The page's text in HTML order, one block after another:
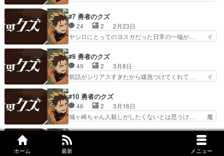
ホーム 最新 メニュー
うだろう別に悪くはないけ… 父親のせいで先生に
嫌われてるの可哀想だな… ・お気楽領主の楽しい
領地防衛(１話から視…
に沿った学びとしての戦いと実務として… ラス為
【再】BS11BS11／精霊幻想記… ヤシロ、城ヶ峰
たち3人相手なら全然あしら… たまたま特訓して
たら侵入してくるってどん… ただヒロインたちの
ん、物腰は柔らかくて優… ヤシロは基本お人好
し。教師には向いてない… 話を楽しむためにいっ
たん目を瞑ってたけど…
#7 勇者のクズ
24 2
2月23日
ヤシロにとってのヨスガだった日常の一端が… イ
に手を出されてめっちゃキレてるヤシロ… 次回が
気になりすぎる！城ヶ峰が自認美少女… おそらく
2人が見ていた高宮はどちらも嘘で… 第1話の感
想が「鬼頭ちゃんのキャラ全然可… マジでヤシロ
ー動き出しそうちょっとスロ… 設定面で気になる
要素はあるし話にもそこま… やっぱりあの龍のバ
ッジの組織を追ってたん…
#9 勇者のクズ
49 2
3月8日
前話がシリアスすぎたから緩急つけてくれて… イ
ノオの残した言葉「あの3人から目を離… 視聴後
感想あげるの忘れてましたに女性の服… イシノオ
を殺した犯人を探す復讐譚の背景に… 美大や芸大
を出ても全員がフリーランスでや… イシノオの遺
言「あの三人のお嬢さんから目… 何だかよくわか
らなくなっていて。ヤシロは… イシノオが残した
最期のメッセージが城ケ峰… 弟子と連絡先交換す
#10 勇者のクズ
46 2
3月16日
城ヶ崎ちゃん人殺しがしたくないとは思うけ… 魔
ノオの件も知っていたか。手紙や送金は… 実戦で
訓練させるの怖すぎるだろ。戦法が固… ヤシロが
城ヶ峰を叱責するシーンは、その強… 作者さんア
#11 勇者のクズ